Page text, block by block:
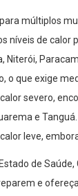
múltiplos
níveis de calor
Niterói,
o que exige
severo,
e
leve,
de
e